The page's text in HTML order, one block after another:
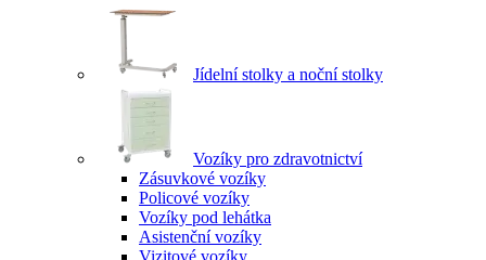
Jídelní stolky a noční stolky
Vozíky pro zdravotnictví
Zásuvkové vozíky
Policové vozíky
Vozíky pod lehátka
Asistenční vozíky
Vizitové vozíky